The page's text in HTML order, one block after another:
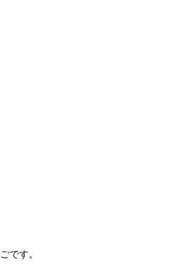
です。